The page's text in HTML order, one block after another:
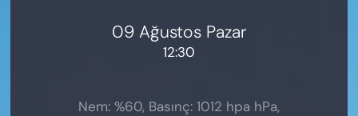
09 Ağustos Pazar
12:30
Nem: %60, Basınç: 1012 hpa hPa,
ÖZEL HABER